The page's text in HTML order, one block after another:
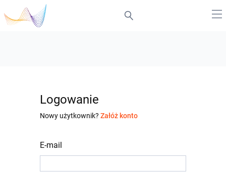
Logowanie
Nowy użytkownik? Załóż konto
E-mail